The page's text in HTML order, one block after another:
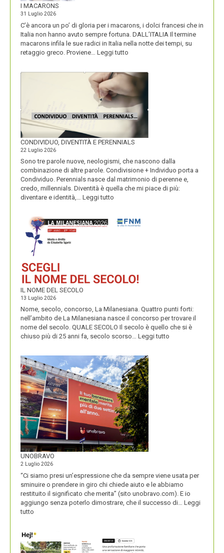
I MACARONS
31 Luglio 2026
C’è ancora un po’ di gloria per i macarons, i dolci francesi che in
Italia non hanno avuto sempre fortuna. DALL’ITALIA Il termine
macarons infila le sue radici in Italia nella notte dei tempi, su
retaggio greco. Proviene… Leggi tutto
CONDIVIDUO, DIVENTITÀ E PERENNIALS
22 Luglio 2026
Sono tre parole nuove, neologismi, che nascono dalla
combinazione di altre parole. Condivisione + Individuo porta a
Condividuo. Perennials nasce dal matrimonio di perenne e,
credo, millennials. Diventità è quella che mi piace di più:
diventare e identità,… Leggi tutto
E
IL NOME DEL SECOLO
13 Luglio 2026
Nome, secolo, concorso, La Milanesiana. Quattro punti forti:
nell’ambito de La Milanesiana nasce il concorso per trovare il
nome del secolo. QUALE SECOLO Il secolo è quello che si è
chiuso più di 25 anni fa, secolo scorso… Leggi tutto
UNOBRAVO
2 Luglio 2026
“Ci siamo presi un’espressione che da sempre viene usata per
sminuire o prendere in giro chi chiede aiuto e le abbiamo
restituito il significato che merita” (sito unobravo.com). E io
aggiungo senza poterlo dimostrare, che il successo di… Leggi
tutto